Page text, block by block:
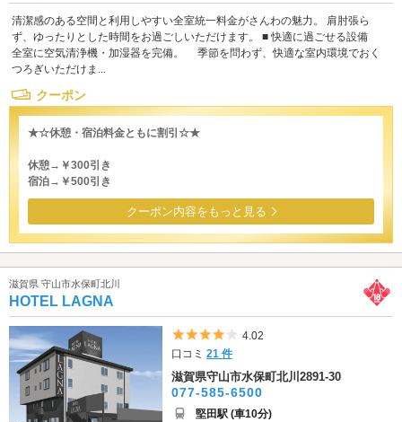
清潔感のある空間と利用しやすい全室統一料金がさんわの魅力。 肩肘張ら
ず、ゆったりとした時間をお過ごしいただけます。 ■ 快適に過ごせる設備
全室に空気清浄機・加湿器を完備。 季節を問わず、快適な室内環境でおく
つろぎいただけま...
クーポン
★☆休憩・宿泊料金ともに割引☆★
休憩→￥300引き
宿泊→￥500引き
クーポン内容をもっと見る
滋賀県 守山市水保町北川
HOTEL LAGNA
5つ星のうち4
4.02
口コミ21 件
滋賀県守山市水保町北川2891-30
077-585-6500
堅田駅 (車10分)